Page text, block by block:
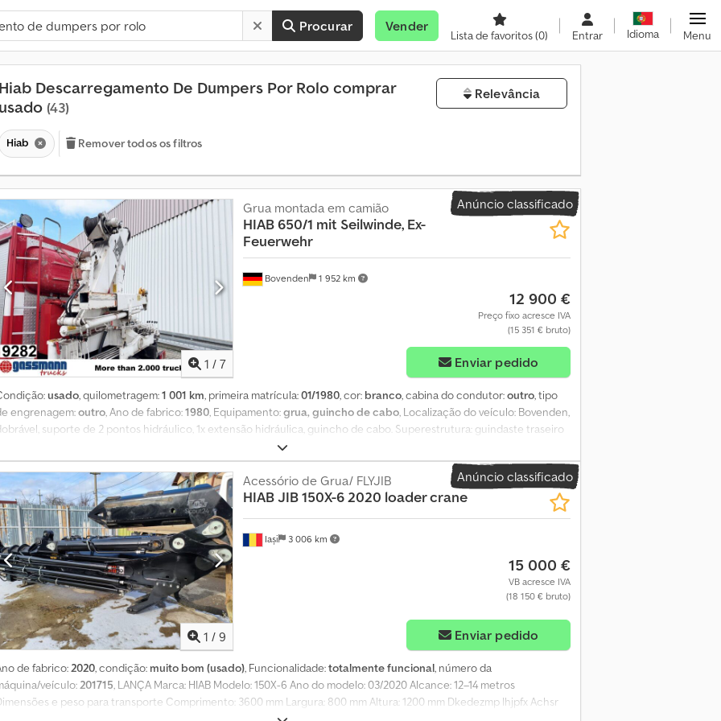
Procurar Vender
Lista de favoritos(0) Entrar Idioma Menu
Hiab Descarregamento De Dumpers Por Rolo comprar
usado (43)
Relevância
Hiab Remover todos os filtros
Anúncio classificado
1 / 7
Bovenden 1 952 km
Grua montada em camião
HIAB 650/1 mit Seilwinde, Ex-
Feuerwehr
12 900 €
Preço fixo acresce IVA
(15 351 € bruto)
Enviar pedido
usado, quilometragem:1 001 km, primeira matrícula:01/1980, cor: branco, cabina do condutor:outro, tipo
engrenagem:outro, Ano de fabrico:1980, Equipamento:grua, guincho de cabo, Localização do veículo: Bovenden,
suporte de 2 pontos hidráulico, 1x extensão hidráulica, guincho de cabo. Superestrutura: guindaste traseiro
Hiab 650/1 com guincho. Diagrama de carga: 1,7 m - 3.700 kg, 5 m - 1.250 kg. INFORMAÇÕES SOBRE ACESSÓRIOS SEM
sujeito a alterações, venda prévia e erros! Dksdpjvcq N Nefx Achsr
Anúncio classificado
1 / 9
Iași 3 006 km
Acessório de Grua/ FLYJIB
HIABJIB 150X-6 2020 loader crane
15 000 €
VB acresce IVA
(18 150 € bruto)
Enviar pedido
de fabrico:2020, condição: muito bom (usado), Funcionalidade:totalmente funcional, número da
veículo:201715, LANÇA Marca: HIAB Modelo: 150X-6 Ano do modelo: 03/2020 Alcance: 12–14 metros
e peso para transporte Comprimento: 3600 mm Largura: 800 mm Altura: 1200 mm Dkedezmp Ihjpfx Achsr
V
n
m
a
i
d
4
m
i
l
h
t
e
r
e